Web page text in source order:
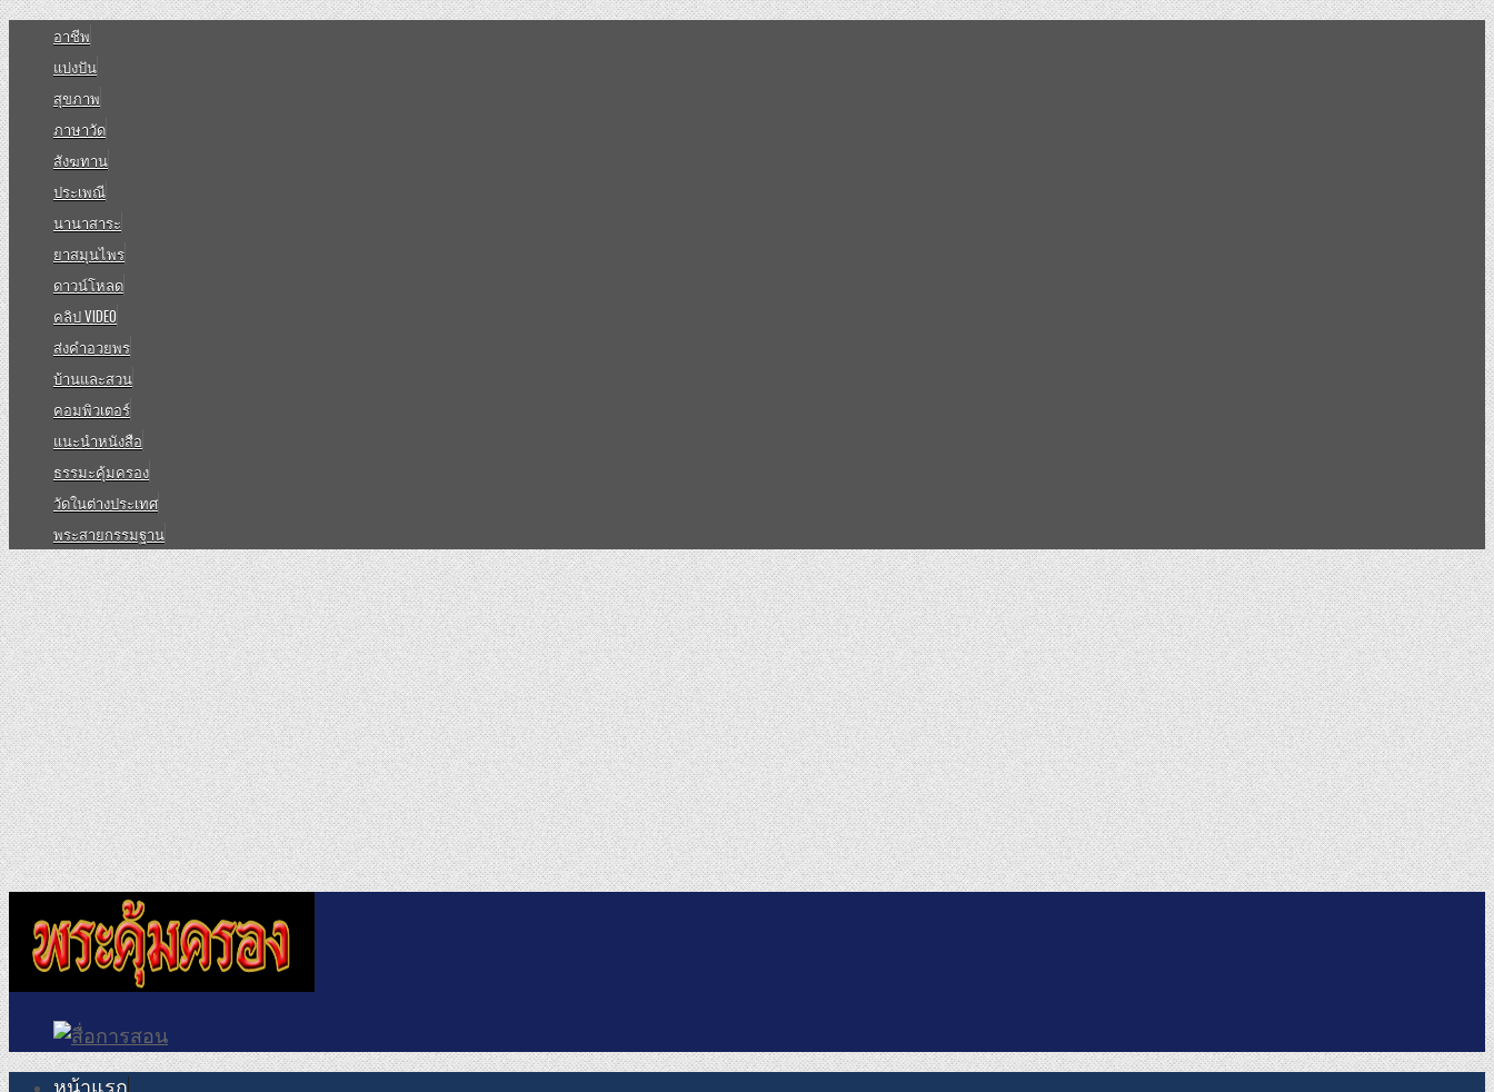
อาชีพ
แบ่งปัน
สุขภาพ
ภาษาวัด
สังฆทาน
ประเพณี
นานาสาระ
ยาสมุนไพร
ดาวน์โหลด
คลิป VIDEO
ส่งคำอวยพร
บ้านและสวน
คอมพิวเตอร์
แนะนำหนังสือ
ธรรมะคุ้มครอง
วัดในต่างประเทศ
พระสายกรรมฐาน
หน้าแรก